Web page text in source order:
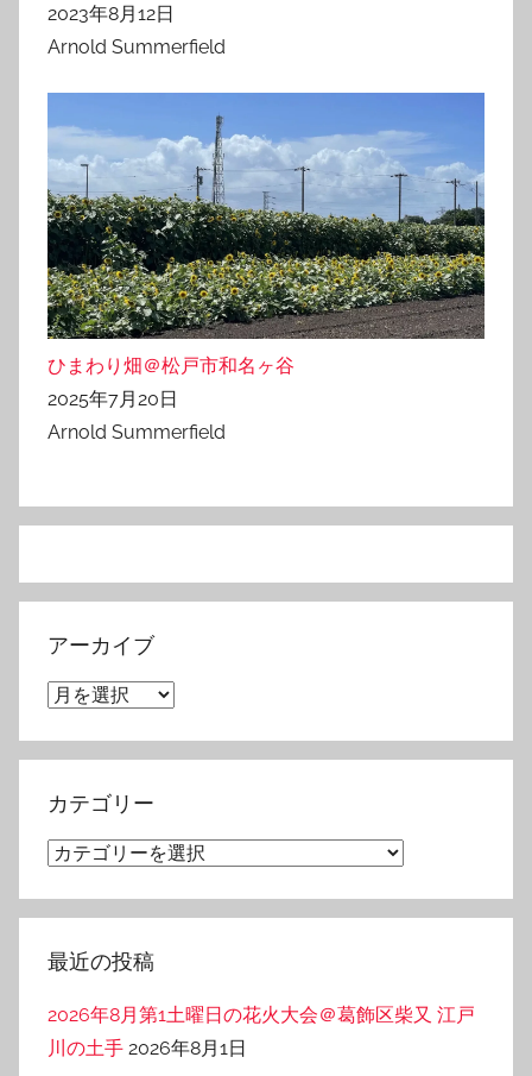
2023年8月12日
Arnold Summerfield
ひまわり畑＠松戸市和名ヶ谷
2025年7月20日
Arnold Summerfield
アーカイブ
ア
カ
イ
カテゴリー
カ
ゴ
リ
最近の投稿
2026年8月第1土曜日の花火大会＠葛飾区柴又 江戸
川の土手 2026年8月1日